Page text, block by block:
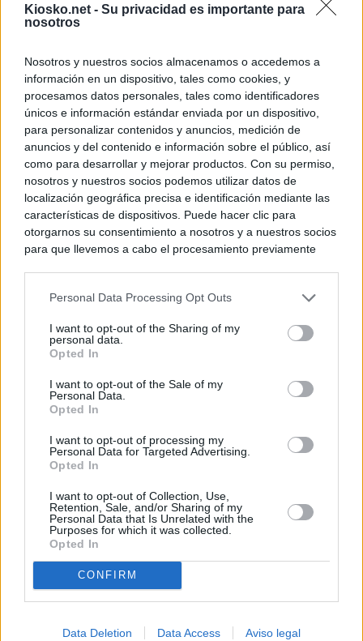
Kiosko.net - Su privacidad es importante para
nosotros
Nosotros y nuestros socios almacenamos o accedemos a
información en un dispositivo, tales como cookies, y
procesamos datos personales, tales como identificadores
únicos e información estándar enviada por un dispositivo,
para personalizar contenidos y anuncios, medición de
anuncios y del contenido e información sobre el público, así
como para desarrollar y mejorar productos. Con su permiso,
nosotros y nuestros socios podemos utilizar datos de
localización geográfica precisa e identificación mediante las
características de dispositivos. Puede hacer clic para
otorgarnos su consentimiento a nosotros y a nuestros socios
para que llevemos a cabo el procesamiento previamente
negar su consentimiento. Tenga en cuenta que algún
de su consentimiento, pero usted tiene el derecho de
rechazar tal procesamiento. Sus preferencias se aplicarán
cualquier momento entrando de nuevo en este sitio web o
visitando nuestra política de privacidad.
Personal Data Processing Opt Outs
I want to opt-out of the Sharing of my
personal data.
Opted In
I want to opt-out of the Sale of my
Personal Data.
Opted In
I want to opt-out of processing my
Personal Data for Targeted Advertising.
Opted In
I want to opt-out of Collection, Use,
Retention, Sale, and/or Sharing of my
Personal Data that Is Unrelated with the
Purposes for which it was collected.
Opted In
CONFIRM
Data Deletion Data Access Aviso legal